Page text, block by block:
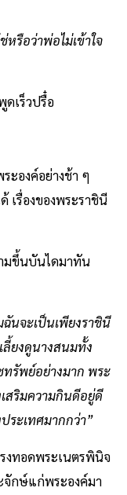
รือว่าพ่อไม่เข้าใจ
ดเร็วปรื๋อ
ะองค์อย่างช้า ๆ
เรื่องของพระราชินี
มขึ้นบันไดมาทัน
นจะเป็นเพียงราชินี
ยงดูนางสนมทั้ง
ทรัพย์อย่างมาก พระ
สริมความกินดีอยู่ดี
ระเทศมากกว่า”
งทอดพระเนตรพินิจ
จักษ์แก่พระองค์มา